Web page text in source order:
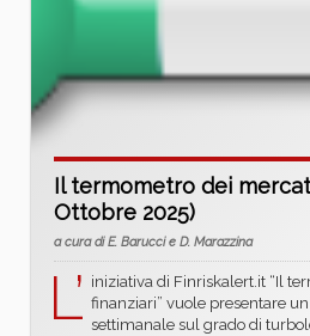
Il termometro dei
Ottobre 2025)
a cura di E. Barucci e D. Marazzina
L’ iniziativa di Finriskalert.it “Il
finanziari” vuole presentare
settimanale sul grado di